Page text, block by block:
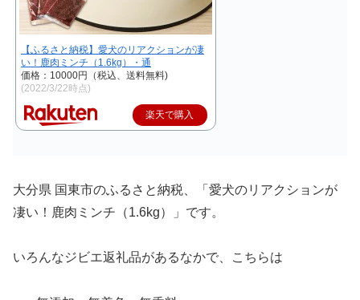
【ふるさと納税】愛犬のリアクションが凄
い！鹿肉ミンチ（1.6kg）・通
価格：10000円（税込、送料無料)
(2022/3/22時点)
楽天で購入
大分県 国東市のふるさと納税、「愛犬のリアクションが
凄い！鹿肉ミンチ（1.6kg）」です。
いろんなジビエ返礼品があるなかで、こちらは